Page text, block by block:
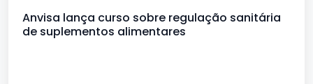
Anvisa lança curso sobre regulação sanitária
de suplementos alimentares